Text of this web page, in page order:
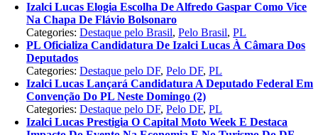
Izalci Lucas Elogia Escolha De Alfredo Gaspar Como Vice
Na Chapa De Flávio Bolsonaro
Categories:Destaque pelo Brasil,Pelo Brasil,PL
PL Oficializa Candidatura De Izalci Lucas À Câmara Dos
Deputados
Categories:Destaque pelo DF,Pelo DF,PL
Izalci Lucas Lançará Candidatura A Deputado Federal Em
Convenção Do PL Neste Domingo (2)
Categories:Destaque pelo DF,Pelo DF,PL
Izalci Lucas Prestigia O Capital Moto Week E Destaca